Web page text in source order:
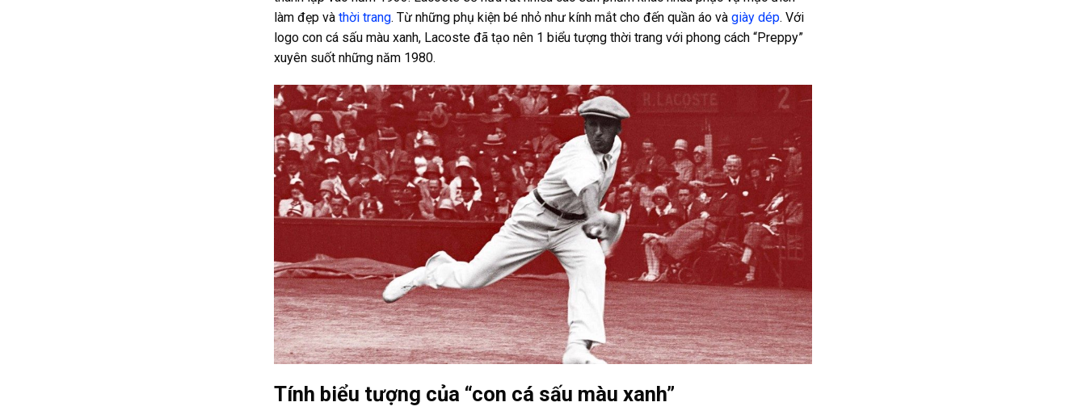
làm đẹp và thời trang. Từ những phụ kiện bé nhỏ như kính mắt cho đến quần áo và giày dép. Với
logo con cá sấu màu xanh, Lacoste đã tạo nên 1 biểu tượng thời trang với phong cách “Preppy”
xuyên suốt những năm 1980.
Tính biểu tượng của “con cá sấu màu xanh”